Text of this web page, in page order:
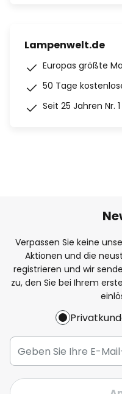
Lampenwelt.de
Europas größte
50 Tage
Seit 25 Jahren Nr.
Verpassen Sie keine
Aktionen und die
registrieren und wir
zu, den Sie bei Ihrem